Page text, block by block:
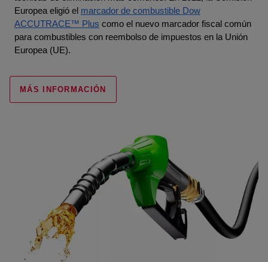
Europea eligió el marcador de combustible Dow
ACCUTRACE™ Plus como el nuevo marcador fiscal común
para combustibles con reembolso de impuestos en la Unión
Europea (UE).
MÁS INFORMACIÓN